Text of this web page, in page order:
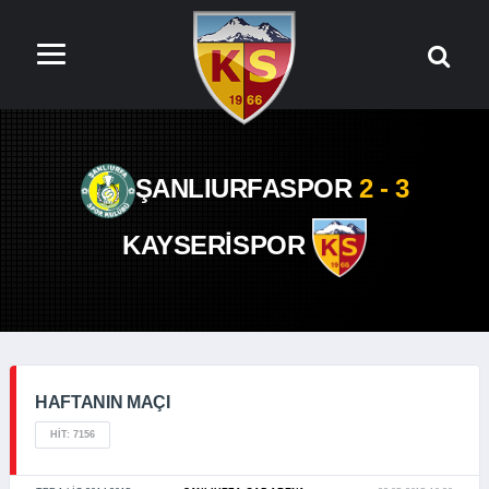
ŞANLIURFASPOR 2 - 3
KAYSERİSPOR
HAFTANIN MAÇI
HIT: 7156